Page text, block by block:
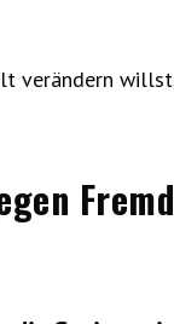
verändern